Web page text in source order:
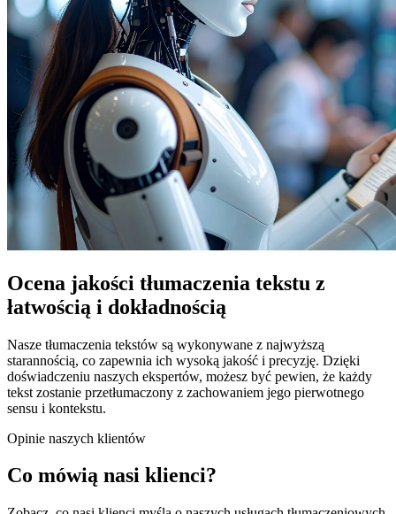
Ocena jakości tłumaczenia tekstu z
łatwością i dokładnością
Nasze tłumaczenia tekstów są wykonywane z najwyższą
starannością, co zapewnia ich wysoką jakość i precyzję. Dzięki
doświadczeniu naszych ekspertów, możesz być pewien, że każdy
tekst zostanie przetłumaczony z zachowaniem jego pierwotnego
sensu i kontekstu.
Opinie naszych klientów
Co mówią nasi klienci?